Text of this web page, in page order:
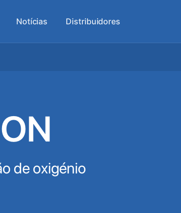
Notícias Distribuidores
de oxigénio